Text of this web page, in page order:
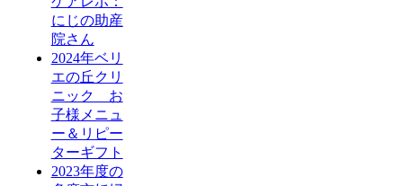
にじの助産
院さん
2024年ベリ
エの丘クリ
ニック お
子様メニュ
ー＆リピー
ターギフト
2023年度の